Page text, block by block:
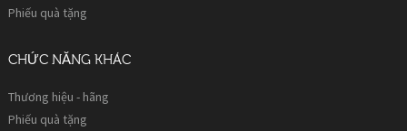
Phiếu quà tặng
CHỨC NĂNG KHÁC
Thương hiệu - hãng
Phiếu quà tặng